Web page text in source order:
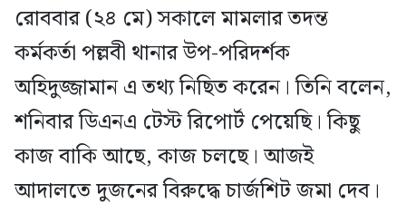
রোববার (২৪ মে) সকালে মামলার তদন্ত
কর্মকর্তা পল্লবী থানার উপ-পরিদর্শক
অহিদুজ্জামান এ তথ্য নিছিত করেন। তিনি বলেন,
শনিবার ডিএনএ টেস্ট রিপোর্ট পেয়েছি। কিছু
কাজ বাকি আছে, কাজ চলছে। আজই
আদালতে দুজনের বিরুদ্ধে চার্জশিট জমা দেব।